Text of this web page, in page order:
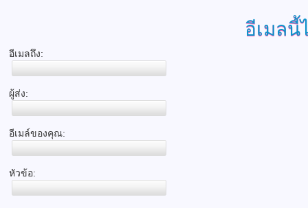
อีเมลนี้
อีเมลถึง:
ผู้ส่ง:
อีเมล์ของคุณ:
หัวข้อ: